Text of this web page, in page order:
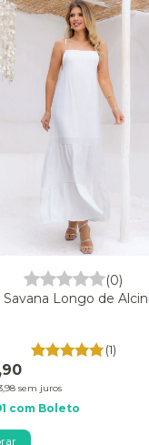
(0)
Longo de
(1)
sem juros
com Boleto